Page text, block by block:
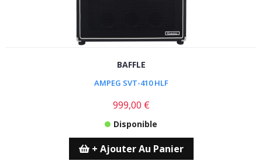
BAFFLE
AMPEG SVT-410 HLF
999,00 €
Disponible
+ Ajouter Au Panier